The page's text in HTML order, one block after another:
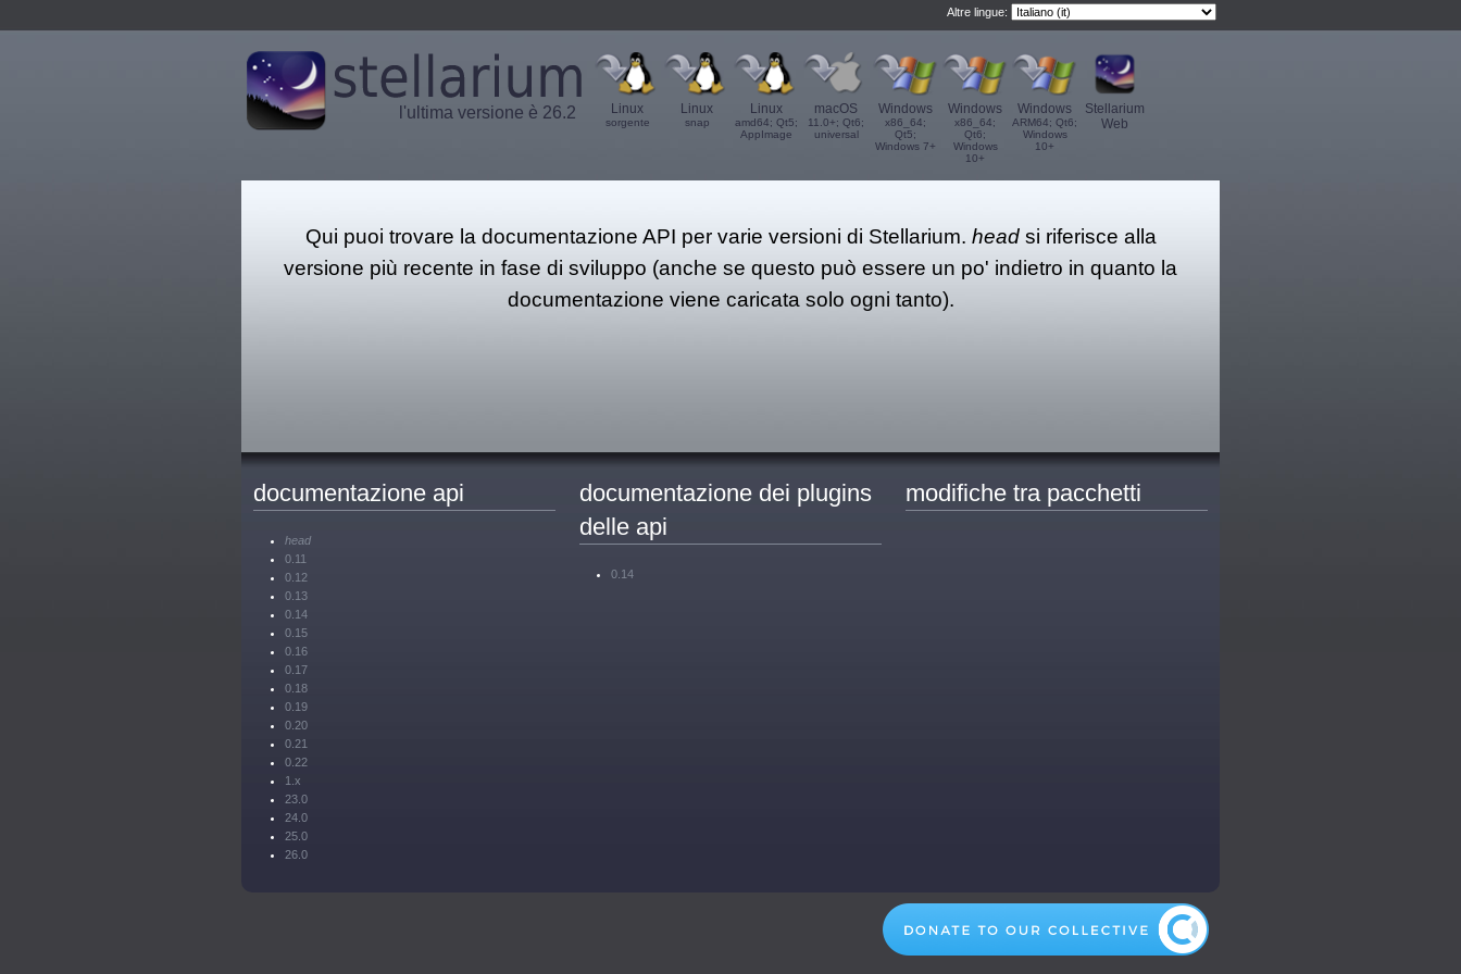
Altre lingue:
l'ultima versione è 26.2 Linux
sorgente
Linux
snap
Linux
amd64; Qt5;
AppImage
macOS
11.0+; Qt6;
universal
Windows
x86_64;
Qt5;
Windows 7+
Windows
x86_64;
Qt6;
Windows
10+
Windows
ARM64; Qt6;
Windows
10+
Stellarium
Web
Qui puoi trovare la documentazione API per varie versioni di Stellarium. headsi riferisce alla
versione più recente in fase di sviluppo (anche se questo può essere un po' indietro in quanto la
documentazione viene caricata solo ogni tanto).
documentazione api
head
0.11
0.12
0.13
0.14
0.15
0.16
0.17
0.18
0.19
0.20
0.21
0.22
1.x
23.0
24.0
25.0
26.0
documentazione dei plugins
delle api
0.14
modifiche tra pacchetti